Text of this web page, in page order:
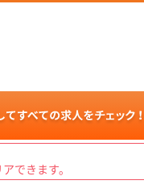
できます。